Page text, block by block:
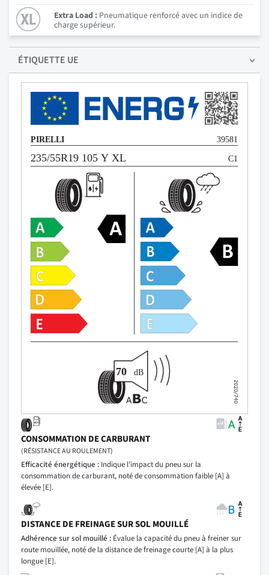
Extra Load : Pneumatique renforcé avec un indice de
charge supérieur.
ÉTIQUETTE UE
CONSOMMATION DE CARBURANT
(RÉSISTANCE AU ROULEMENT)
Efficacité énergétique : Indique l’impact du pneu sur la
consommation de carburant, noté de consommation faible [A] à
élevée [E].
DISTANCE DE FREINAGE SUR SOL MOUILLÉ
Adhérence sur sol mouillé : Évalue la capacité du pneu à freiner sur
route mouillée, noté de la distance de freinage courte [A] à la plus
longue [E].